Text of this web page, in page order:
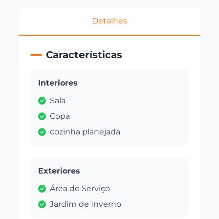
Detalhes
Características
Interiores
Sala
Copa
cozinha planejada
Exteriores
Área de Serviço
Jardim de Inverno